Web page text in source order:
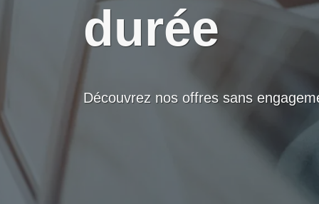
durée
Découvrez nos offres sans